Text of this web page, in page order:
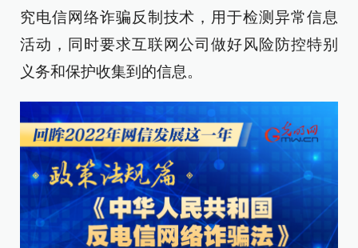
究电信网络诈骗反制技术，用于检测异常信息
活动，同时要求互联网公司做好风险防控特别
义务和保护收集到的信息。